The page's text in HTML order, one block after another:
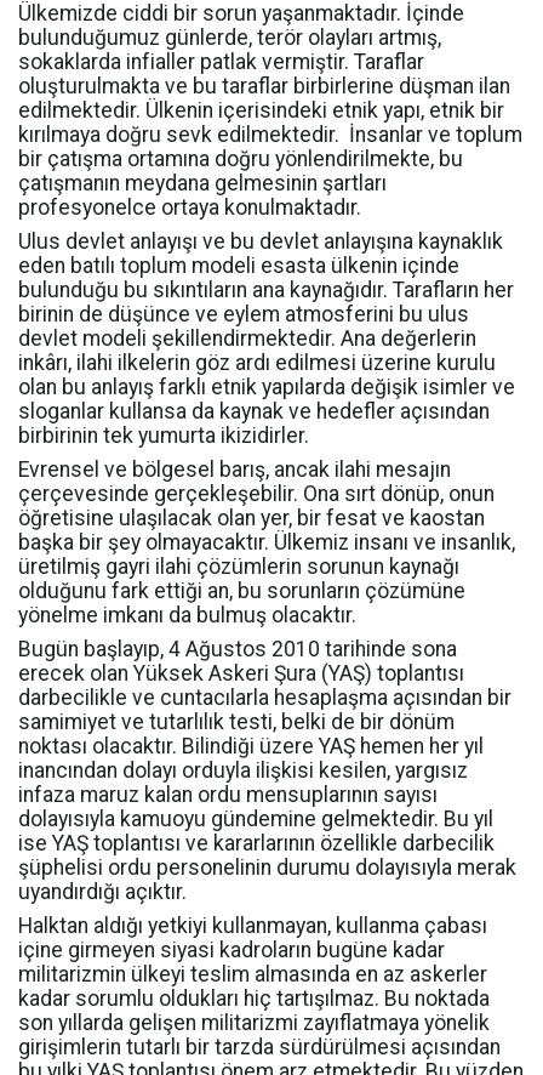
Ülkemizde ciddi bir sorun yaşanmaktadır. İçinde
bulunduğumuz günlerde, terör olayları artmış,
sokaklarda infialler patlak vermiştir. Taraflar
oluşturulmakta ve bu taraflar birbirlerine düşman ilan
edilmektedir. Ülkenin içerisindeki etnik yapı, etnik bir
kırılmaya doğru sevk edilmektedir. İnsanlar ve toplum
bir çatışma ortamına doğru yönlendirilmekte, bu
çatışmanın meydana gelmesinin şartları
profesyonelce ortaya konulmaktadır.
Ulus devlet anlayışı ve bu devlet anlayışına kaynaklık
eden batılı toplum modeli esasta ülkenin içinde
bulunduğu bu sıkıntıların ana kaynağıdır. Tarafların her
birinin de düşünce ve eylem atmosferini bu ulus
devlet modeli şekillendirmektedir. Ana değerlerin
inkârı, ilahi ilkelerin göz ardı edilmesi üzerine kurulu
olan bu anlayış farklı etnik yapılarda değişik isimler ve
sloganlar kullansa da kaynak ve hedefler açısından
birbirinin tek yumurta ikizidirler.
Evrensel ve bölgesel barış, ancak ilahi mesajın
çerçevesinde gerçekleşebilir. Ona sırt dönüp, onun
öğretisine ulaşılacak olan yer, bir fesat ve kaostan
başka bir şey olmayacaktır. Ülkemiz insanı ve insanlık,
üretilmiş gayri ilahi çözümlerin sorunun kaynağı
olduğunu fark ettiği an, bu sorunların çözümüne
yönelme imkanı da bulmuş olacaktır.
Bugün başlayıp, 4 Ağustos 2010 tarihinde sona
erecek olan Yüksek Askeri Şura (YAŞ) toplantısı
darbecilikle ve cuntacılarla hesaplaşma açısından bir
samimiyet ve tutarlılık testi, belki de bir dönüm
noktası olacaktır. Bilindiği üzere YAŞ hemen her yıl
inancından dolayı orduyla ilişkisi kesilen, yargısız
infaza maruz kalan ordu mensuplarının sayısı
dolayısıyla kamuoyu gündemine gelmektedir. Bu yıl
ise YAŞ toplantısı ve kararlarının özellikle darbecilik
şüphelisi ordu personelinin durumu dolayısıyla merak
uyandırdığı açıktır.
Halktan aldığı yetkiyi kullanmayan, kullanma çabası
içine girmeyen siyasi kadroların bugüne kadar
militarizmin ülkeyi teslim almasında en az askerler
kadar sorumlu oldukları hiç tartışılmaz. Bu noktada
son yıllarda gelişen militarizmi zayıflatmaya yönelik
girişimlerin tutarlı bir tarzda sürdürülmesi açısından